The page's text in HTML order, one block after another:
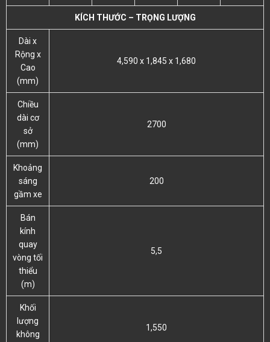
KÍCH THƯỚC – TRỌNG LƯỢNG
Dài x
Rộng x
Cao
(mm)
4,590 x 1,845 x 1,680
Chiều
dài cơ
sở
(mm)
2700
Khoảng
sáng
gầm xe
200
Bán
kính
quay
vòng tối
thiểu
(m)
5,5
Khối
lượng
không
1,550